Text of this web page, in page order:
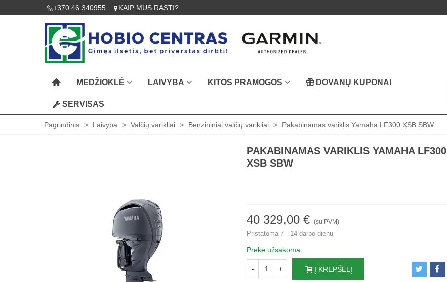
+370 46 340955 KAIP MUS RASTI?
MEDŽIOKLĖ LAIVYBA KITOS PRAMOGOS DOVANŲ KUPONAI
SERVISAS
Pagrindinis > Laivyba > Valčių varikliai > Benzininiai valčių varikliai > Pakabinamas variklis Yamaha LF300 XSB SBW
PAKABINAMAS VARIKLIS YAMAHA LF300
XSB SBW
40 329,00 € (su PVM)
Pristatoma 7 - 14 darbo dienų
Prekė užsakoma
- + Į KREPŠELĮ